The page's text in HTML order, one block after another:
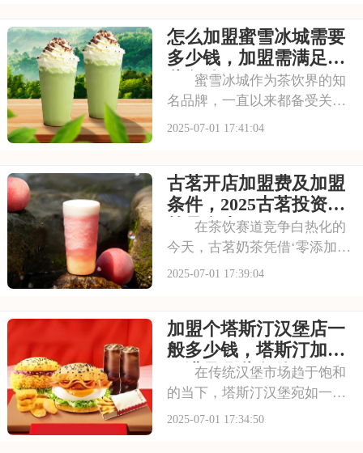
力和市场潜力，让众多投资者
心动不已，那么加盟蜜雪冰城
需要多少费用呢？以下
怎么加盟蜜雪冰城需要
多少钱，加盟需满足哪
些条件
蜜雪冰城作为茶饮界的知
名品牌，一直以来都备受关
注。它以丰富的产品线和高性
班族，都是蜜雪冰城的忠实粉
丝。那么，加盟蜜雪冰城的费
用究竟是多少呢？下面
2025-07-01 17:41:04
古茗开店加盟费及加盟
条件，2025古茗投资预
算是多少
在茶饮赛道竞争白热化的
今天，古茗奶茶凭借‘零添加、
低糖健康’的差异化定位，深受
要多少钱？下面就来看看古茗
开店加盟费及加盟条件，2025
古茗投资预
2025-07-01 17:39:04
加盟个塔斯汀汉堡店一
般多少钱，塔斯汀加盟
要满足哪些条件
在传统汉堡市场趋于饱和
的当下，塔斯汀汉堡宛如一股
清流，以创新的姿态闯入大众
2025-07-01 17:34:50